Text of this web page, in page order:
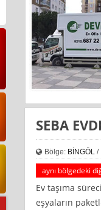
SEBA
Bölge: BİNGÖL/
aynı bölgedeki
Ev taşıma
eşyaların